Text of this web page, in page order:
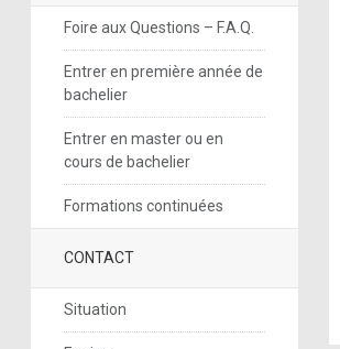
Foire aux Questions – F.A.Q.
Entrer en première année de
bachelier
Entrer en master ou en
cours de bachelier
Formations continuées
CONTACT
Situation